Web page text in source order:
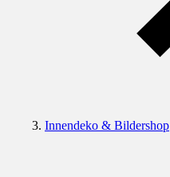
Innendeko & Bildershop